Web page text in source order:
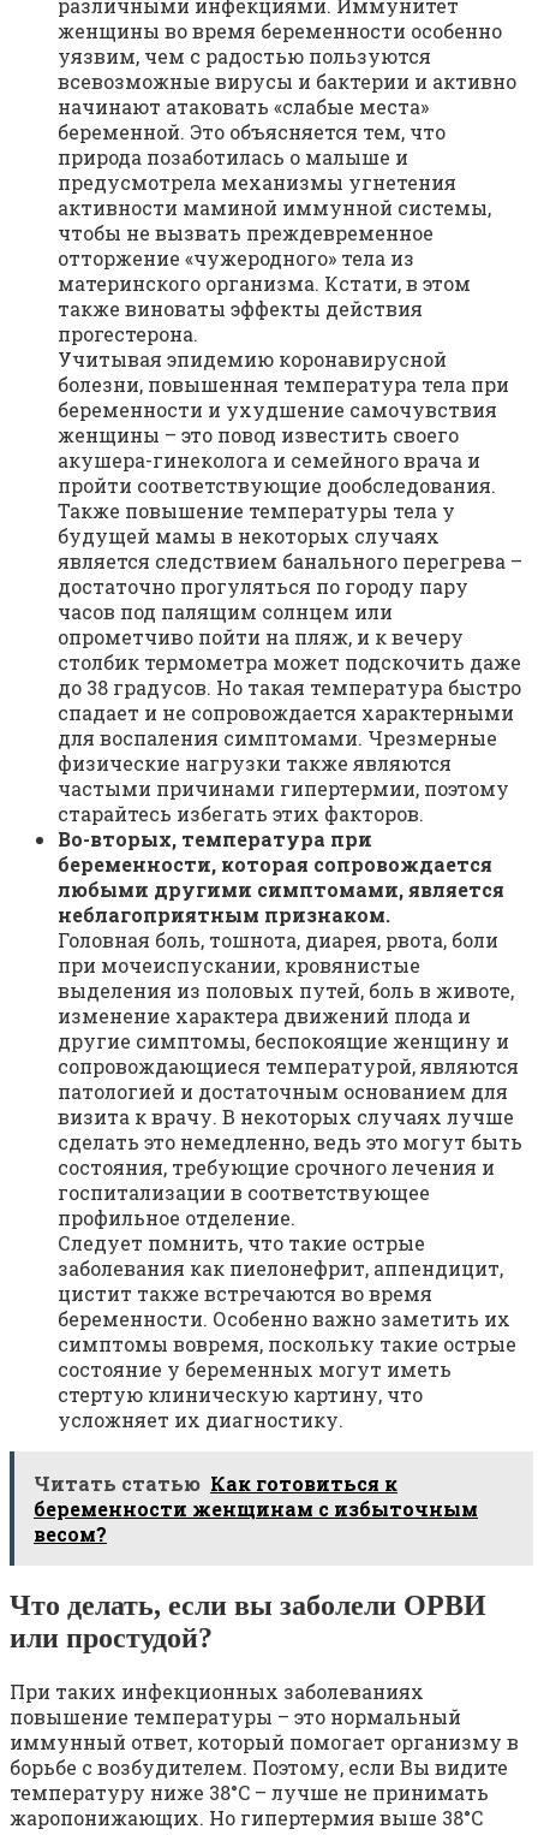
различными инфекциями. Иммунитет
женщины во время беременности особенно
уязвим, чем с радостью пользуются
всевозможные вирусы и бактерии и активно
начинают атаковать «слабые места»
беременной. Это объясняется тем, что
природа позаботилась о малыше и
предусмотрела механизмы угнетения
активности маминой иммунной системы,
чтобы не вызвать преждевременное
отторжение «чужеродного» тела из
материнского организма. Кстати, в этом
также виноваты эффекты действия
прогестерона.
Учитывая эпидемию коронавирусной
болезни, повышенная температура тела при
беременности и ухудшение самочувствия
женщины – это повод известить своего
акушера-гинеколога и семейного врача и
пройти соответствующие дообследования.
Также повышение температуры тела у
будущей мамы в некоторых случаях
является следствием банального перегрева –
достаточно прогуляться по городу пару
часов под палящим солнцем или
опрометчиво пойти на пляж, и к вечеру
столбик термометра может подскочить даже
до 38 градусов. Но такая температура быстро
спадает и не сопровождается характерными
для воспаления симптомами. Чрезмерные
физические нагрузки также являются
частыми причинами гипертермии, поэтому
старайтесь избегать этих факторов.
Во-вторых, температура при
беременности, которая сопровождается
любыми другими симптомами, является
неблагоприятным признаком.
Головная боль, тошнота, диарея, рвота, боли
при мочеиспускании, кровянистые
выделения из половых путей, боль в животе,
изменение характера движений плода и
другие симптомы, беспокоящие женщину и
сопровождающиеся температурой, являются
патологией и достаточным основанием для
визита к врачу. В некоторых случаях лучше
сделать это немедленно, ведь это могут быть
состояния, требующие срочного лечения и
госпитализации в соответствующее
профильное отделение.
Следует помнить, что такие острые
заболевания как пиелонефрит, аппендицит,
цистит также встречаются во время
беременности. Особенно важно заметить их
симптомы вовремя, поскольку такие острые
состояние у беременных могут иметь
стертую клиническую картину, что
усложняет их диагностику.
Читать статью Как готовиться к
беременности женщинам с избыточным
весом?
Что делать, если вы заболели ОРВИ
или простудой?
При таких инфекционных заболеваниях
повышение температуры – это нормальный
иммунный ответ, который помогает организму в
борьбе с возбудителем. Поэтому, если Вы видите
температуру ниже 38°C – лучше не принимать
жаропонижающих. Но гипертермия выше 38°C